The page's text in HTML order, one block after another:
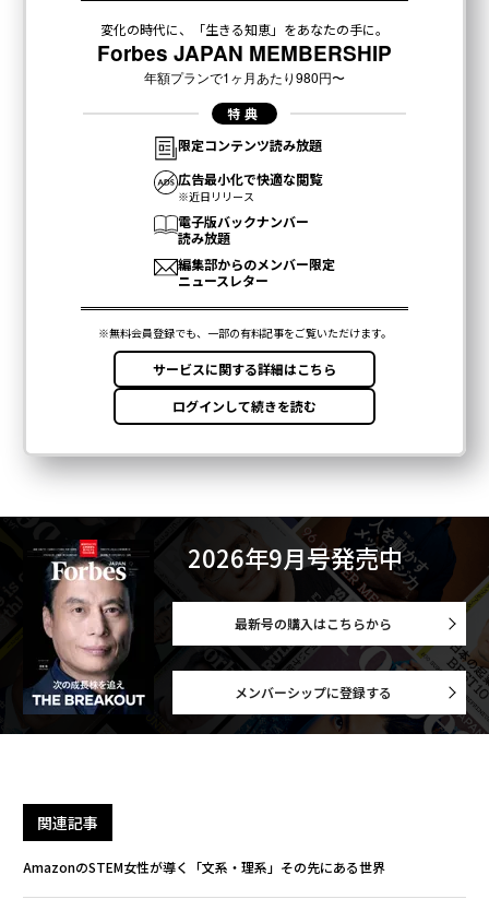
2026年9月号発売中
最新号の購入はこちらから
メンバーシップに登録する
関連記事
AmazonのSTEM女性が導く「文系・理系」その先にある世界